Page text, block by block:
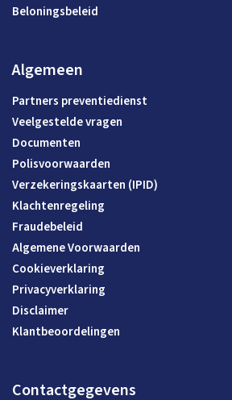
Beloningsbeleid
Algemeen
Partners preventiedienst
Veelgestelde vragen
Documenten
Polisvoorwaarden
Verzekeringskaarten (IPID)
Klachtenregeling
Fraudebeleid
Algemene Voorwaarden
Cookieverklaring
Privacyverklaring
Disclaimer
Klantbeoordelingen
Contactgegevens